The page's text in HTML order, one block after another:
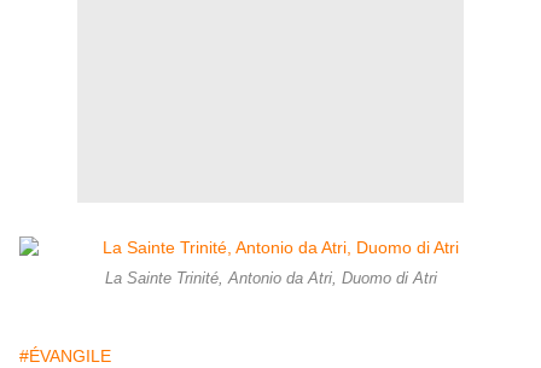
La Sainte Trinité, Antonio da Atri, Duomo di Atri
#ÉVANGILE